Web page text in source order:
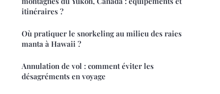
itinéraires ?
Où pratiquer le snorkeling au milieu des raies
manta à Hawaii ?
Annulation de vol : comment éviter les
désagréments en voyage